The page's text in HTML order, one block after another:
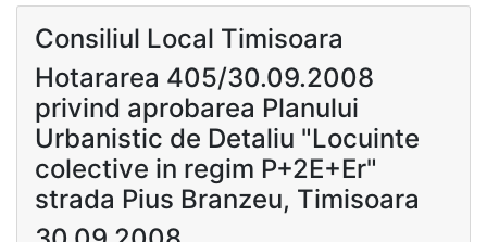
Consiliul Local Timisoara
Hotararea 405/30.09.2008
privind aprobarea Planului
Urbanistic de Detaliu "Locuinte
colective in regim P+2E+Er"
strada Pius Branzeu, Timisoara